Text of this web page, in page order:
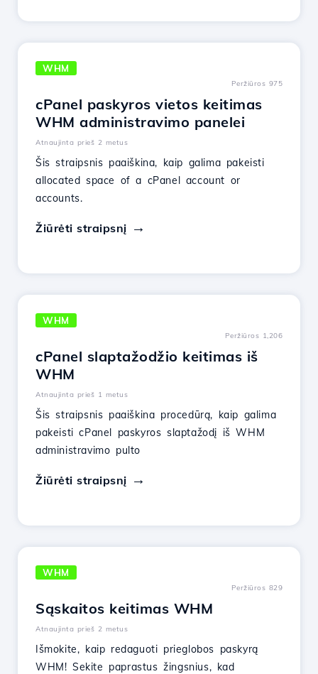
WHM
Peržiūros 975
cPanel paskyros vietos keitimas
WHM administravimo panelei
Atnaujinta prieš 2 metus
Šis straipsnis paaiškina, kaip galima pakeisti
allocated space of a cPanel account or
accounts.
Žiūrėti straipsnį
WHM
Peržiūros 1,206
cPanel slaptažodžio keitimas iš
WHM
Atnaujinta prieš 1 metus
Šis straipsnis paaiškina procedūrą, kaip galima
pakeisti cPanel paskyros slaptažodį iš WHM
administravimo pulto
Žiūrėti straipsnį
WHM
Peržiūros 829
Sąskaitos keitimas WHM
Atnaujinta prieš 2 metus
Išmokite, kaip redaguoti prieglobos paskyrą
WHM! Sekite paprastus žingsnius, kad